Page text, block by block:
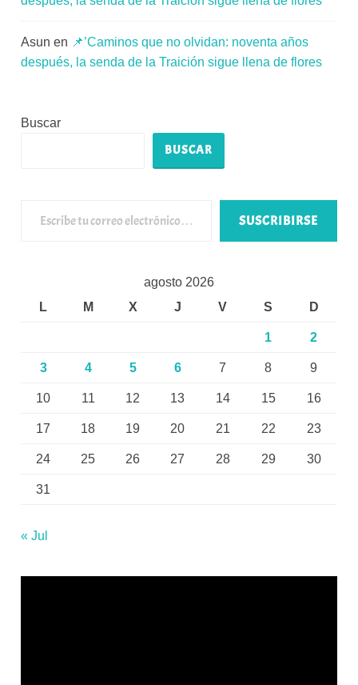
Asun en 📌’Caminos que no olvidan: noventa años
después, la senda de la Traición sigue llena de flores
Buscar
BUSCAR
SUSCRIBIRSE
agosto 2026
L
M X J V S D
1 2
3 4 5 6 7 8 9
10 11 12 13 14 15 16
17 18 19 20 21 22 23
24 25 26 27 28 29 30
31
« Jul